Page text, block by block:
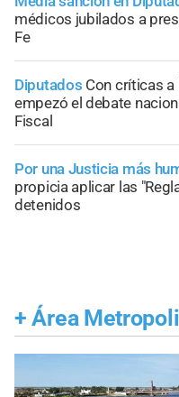
médicos jubilados a
Fe
Diputados Con críticas
empezó el debate
Fiscal
Por una Justicia más
propicia aplicar las
detenidos
+ Área